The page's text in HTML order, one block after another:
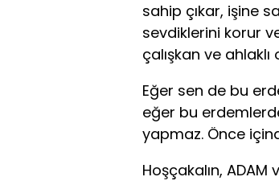
sahip çıkar, işine
sevdiklerini korur
çalışkan ve ahlaklı
Eğer sen de bu
eğer bu
yapmaz. Önce
Hoşçakalın, ADAM